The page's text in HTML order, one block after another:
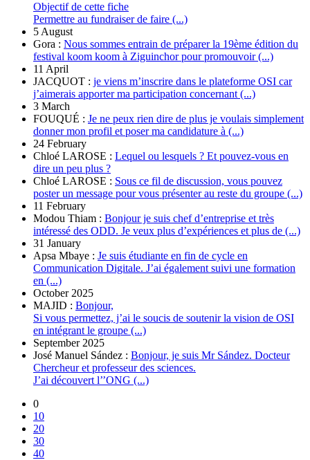
Objectif de cette fiche
Permettre au fundraiser de faire (...)
5 August
Gora : Nous sommes entrain de préparer la 19ème édition du
festival koom koom à Ziguinchor pour promouvoir (...)
11 April
JACQUOT : je viens m’inscrire dans le plateforme OSI car
j’aimerais apporter ma participation concernant (...)
3 March
FOUQUÉ : Je ne peux rien dire de plus je voulais simplement
donner mon profil et poser ma candidature à (...)
24 February
Chloé LAROSE : Lequel ou lesquels ? Et pouvez-vous en
dire un peu plus ?
Chloé LAROSE : Sous ce fil de discussion, vous pouvez
poster un message pour vous présenter au reste du groupe (...)
11 February
Modou Thiam : Bonjour je suis chef d’entreprise et très
intéressé des ODD. Je veux plus d’expériences et plus de (...)
31 January
Apsa Mbaye : Je suis étudiante en fin de cycle en
Communication Digitale. J’ai également suivi une formation
en (...)
October 2025
MAJID : Bonjour,
Si vous permettez, j’ai le soucis de soutenir la vision de OSI
en intégrant le groupe (...)
September 2025
José Manuel Sández : Bonjour, je suis Mr Sández. Docteur
Chercheur et professeur des sciences.
J’ai découvert l’’ONG (...)
0
10
20
30
40